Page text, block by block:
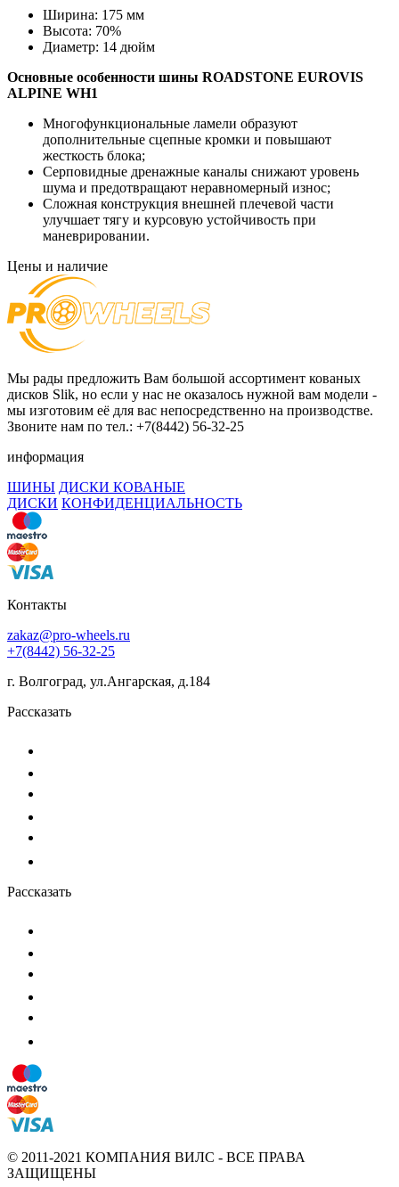
Ширина: 175 мм
Высота: 70%
Диаметр: 14 дюйм
Основные особенности шины ROADSTONE EUROVIS
ALPINE WH1
Многофункциональные ламели образуют
дополнительные сцепные кромки и повышают
жесткость блока;
Серповидные дренажные каналы снижают уровень
шума и предотвращают неравномерный износ;
Сложная конструкция внешней плечевой части
улучшает тягу и курсовую устойчивость при
маневрировании.
Цены и наличие
Мы рады предложить Вам большой ассортимент кованых
дисков Slik, но если у нас не оказалось нужной вам модели -
мы изготовим её для вас непосредственно на производстве.
Звоните нам по тел.: +7(8442) 56-32-25
информация
ШИНЫ ДИСКИ КОВАНЫЕ
ДИСКИ КОНФИДЕНЦИАЛЬНОСТЬ
Контакты
zakaz@pro-wheels.ru
+7(8442) 56-32-25
г. Волгоград, ул.Ангарская, д.184
Рассказать
Рассказать
© 2011-2021 КОМПАНИЯ ВИЛС - ВСЕ ПРАВА
ЗАЩИЩЕНЫ